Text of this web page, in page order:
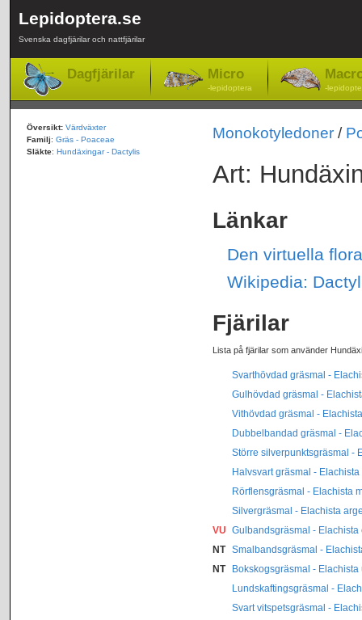
Lepidoptera.se
Svenska dagfjärilar och nattfjärilar
Dagfjärilar Micro
-lepidoptera -
Monokotyledoner/
Art:
Länkar
Den virtuella
Wikipedia:
Fjärilar
Lista på fjärilar som använder
Svarthövdad gräsmal -
Gulhövdad gräsmal -
Vithövdad gräsmal -
Dubbelbandad gräsmal -
Större silverpunktsgräsmal -
Halvsvart gräsmal -
Rörflensgräsmal - Elachista
Silvergräsmal - Elachista
VU Gulbandsgräsmal -
NT
Smalbandsgräsmal -
NT
Bokskogsgräsmal -
Lundskaftingsgräsmal -
Svart vitspetsgräsmal -
Översikt: Värdväxter
Familj: Gräs - Poaceae
Släkte: Hundäxingar - Dactylis